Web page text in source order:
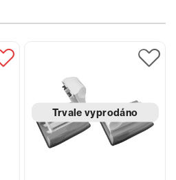
Trvale vyprodáno